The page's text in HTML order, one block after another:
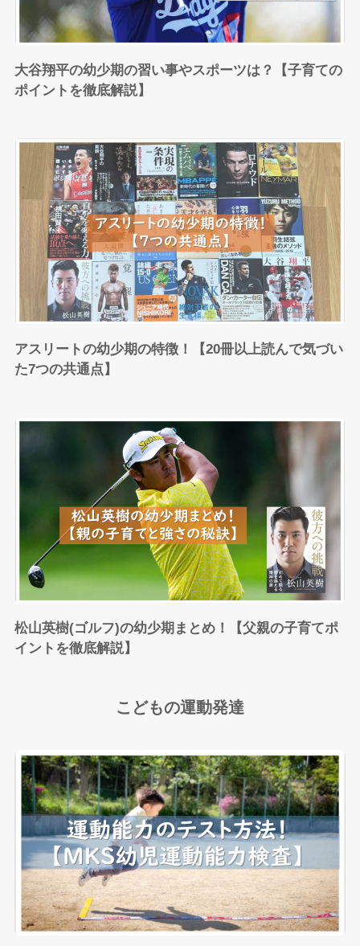
大谷翔平の幼少期の習い事やスポーツは？【子育ての
ポイントを徹底解説】
アスリートの幼少期の特徴！【20冊以上読んで気づい
た7つの共通点】
松山英樹(ゴルフ)の幼少期まとめ！【父親の子育てポ
イントを徹底解説】
こどもの運動発達